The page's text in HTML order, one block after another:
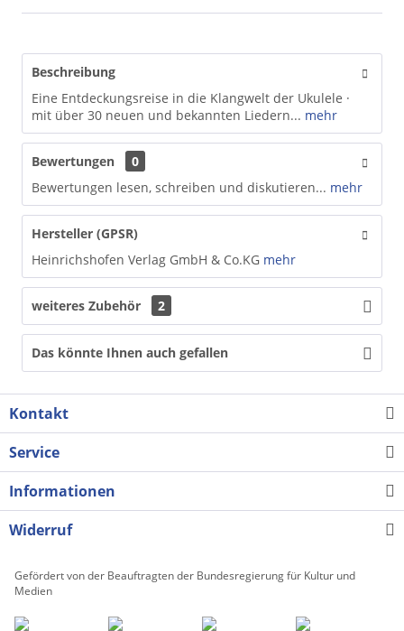
Beschreibung
Eine Entdeckungsreise in die Klangwelt der Ukulele ·
mit über 30 neuen und bekannten Liedern... mehr
Bewertungen
0
Bewertungen lesen, schreiben und diskutieren... mehr
Hersteller (GPSR)
Heinrichshofen Verlag GmbH & Co.KG mehr
weiteres Zubehör 2
Das könnte Ihnen auch gefallen
Kontakt
Service
Informationen
Widerruf
Gefördert von der Beauftragten der Bundesregierung für Kultur und
Medien